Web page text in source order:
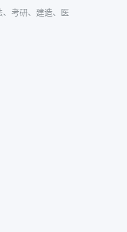
考研、建造、医